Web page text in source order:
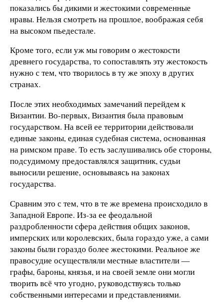
показались бы дикими и жестокими современные
нравы. Нельзя смотреть на прошлое, воображая себя
на высоком пьедестале.
Кроме того, если уж мы говорим о жестокости
древнего государства, то сопоставлять эту жестокость
нужно с тем, что творилось в ту же эпоху в других
странах.
После этих необходимых замечаний перейдем к
Византии. Во-первых, Византия была правовым
государством. На всей ее территории действовали
единые законы, единая судебная система, основанная
на римском праве. То есть заслушивались обе стороны,
подсудимому предоставлялся защитник, судьи
выносили решение, основываясь на законах
государства.
Сравним это с тем, что в те же времена происходило в
Западной Европе. Из-за ее феодальной
раздробленности сфера действия общих законов,
имперских или королевских, была гораздо уже, а сами
законы были гораздо более жестокими. Реальное же
правосудие осуществляли местные властители —
графы, бароны, князья, и на своей земле они могли
творить всё что угодно, руководствуясь только
собственными интересами и представлениями.